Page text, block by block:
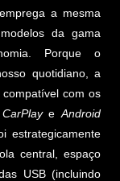
a mesma
da gama
Porque o
quotidiano, a
com os
eAndroid
estrategicamente
central, espaço
USB (incluindo